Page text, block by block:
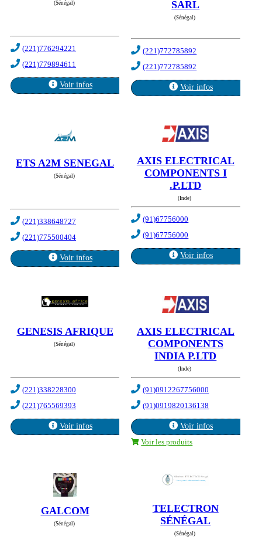
(Sénégal)
(221)776294221
(221)779894611
Voir infos
SARL
(Sénégal)
(221)772785892
(221)772785892
Voir infos
ETS A2M SENEGAL
(Sénégal)
(221)338648727
(221)775500404
Voir infos
AXIS ELECTRICAL
COMPONENTS I
.P.LTD
(Inde)
(91)67756000
(91)67756000
Voir infos
GENESIS AFRIQUE
(Sénégal)
(221)338228300
(221)765569393
Voir infos
AXIS ELECTRICAL
COMPONENTS
INDIA P.LTD
(Inde)
(91)0912267756000
(91)0919820136138
Voir infos
Voir les produits
GALCOM
(Sénégal)
TELECTRON
SÉNÉGAL
(Sénégal)